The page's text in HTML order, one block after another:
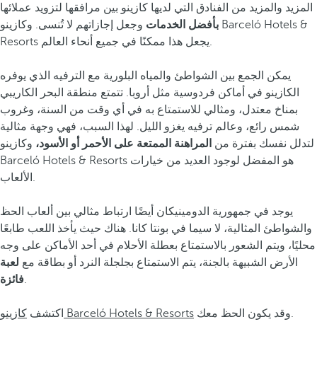
المزيد والمزيد من الفنادق التي لديها كازينو بين مرافقها لتزويد عملائها
بأفضل الخدمات وجعل إجازاتهم لا تُنسى. وكازينو Barceló Hotels &
Resorts يجعل هذا ممكنًا في جميع أنحاء العالم.
يمكن الجمع بين الشواطئ والمياه البلورية مع الترفيه الذي يوفره
الكازينو في أماكن فردوسية مثل أروبا. تتمتع منطقة البحر الكاريبي
بمناخ معتدل، ومثالي للاستمتاع به في أي وقت من السنة، وغروب
شمس رائع، وعالم ترفيه يغزو الليل. لهذا السبب، فهي وجهة مثالية
لتدلل نفسك بفترة من المراهنة الممتعة على الأحمر أو الأسود، وكازينو
Barceló Hotels & Resorts هو المفضل لوجود العديد من خيارات
الألعاب.
يوجد في جمهورية الدومينيكان أيضًا ارتباط مثالي بين ألعاب الحظ
والشواطئ المثالية، لا سيما في بونتا كانا. هناك حيث يأخذ اللعب طابعًا
محليًا، ويتم الشعور بالاستمتاع بعطلة الأحلام في أحد الأماكن على وجه
الأرض الشبيهة بالجنة، يتم الاستمتاع بجلجلة النرد أو بطاقة مع لعبة
فائزة.
اكتشف كازينو Barceló Hotels & Resorts وقد يكون الحظ معك.